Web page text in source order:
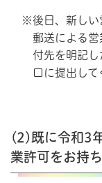
※後日、新しい
郵送による
付先を明記
口に提出して
(2)既に令和3
業許可をお持